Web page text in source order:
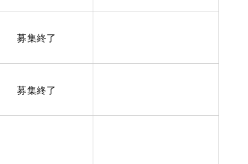
募集終了
募集終了